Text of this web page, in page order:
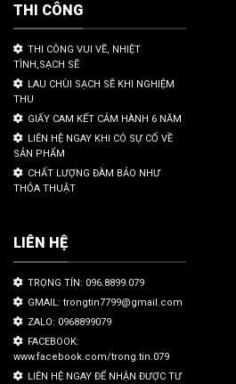
THI CÔNG
THI CÔNG VUI VẼ, NHIỆT
TÌNH,SẠCH SẼ
LAU CHÙI SẠCH SẼ KHI NGHIỆM
THU
GIẤY CAM KẾT CẢM HÀNH 6 NĂM
LIÊN HỆ NGAY KHI CÓ SỰ CỐ VỀ
SẢN PHẨM
CHẤT LƯỢNG ĐÀM BẢO NHƯ
THỎA THUẬT
LIÊN HỆ
TRỌNG TÍN: 096.8899.079
GMAIL: trongtin7799@gmail.com
ZALO: 0968899079
FACEBOOK:
www.facebook.com/trong.tin.079
LIÊN HỆ NGAY ĐỂ NHẬN ĐƯỢC TƯ